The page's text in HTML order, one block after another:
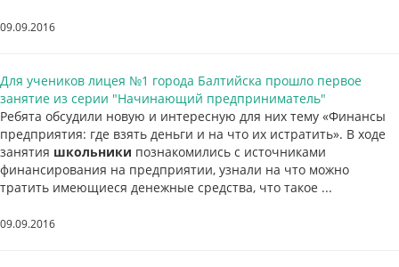
09.09.2016
Для учеников лицея №1 города Балтийска прошло первое
занятие из серии "Начинающий предприниматель"
Ребята обсудили новую и интересную для них тему «Финансы
предприятия: где взять деньги и на что их истратить». В ходе
занятия школьники познакомились с источниками
финансирования на предприятии, узнали на что можно
тратить имеющиеся денежные средства, что такое ...
09.09.2016